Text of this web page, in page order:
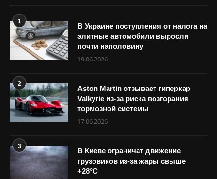
1
В Украине поступления от налога на
элитные автомобили выросли
почти наполовину
19.06.2026
2
Aston Martin отзывает гиперкар
Valkyrie из-за риска возгорания
тормозной системы
17.06.2026
3
В Киеве ограничат движение
грузовиков из-за жары свыше
+28°С